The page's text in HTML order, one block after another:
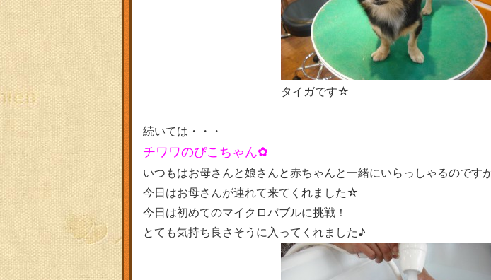
タイガです☆
続いては・・・
チワワのぴこちゃん✿
いつもはお母さんと娘さんと赤ちゃんと一緒にいらっしゃるのです
今日はお母さんが連れて来てくれました☆
今日は初めてのマイクロバブルに挑戦！
とても気持ち良さそうに入ってくれました♪